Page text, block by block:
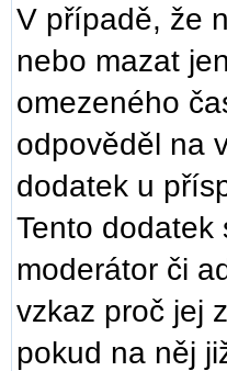
V případě, že
nebo mazat
omezeného
odpověděl na
dodatek u
Tento
moderátor či
vzkaz proč jej
pokud na něj